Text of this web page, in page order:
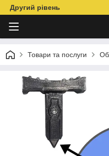
Другий рівень
Товари та послуги